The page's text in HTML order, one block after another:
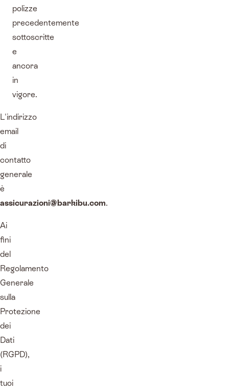
polizze
precedentemente
sottoscritte
e
ancora
in
vigore.
L'indirizzo
email
di
contatto
generale
è
assicurazioni@barkibu.com.
Ai
fini
del
Regolamento
Generale
sulla
Protezione
dei
Dati
(RGPD),
i
tuoi